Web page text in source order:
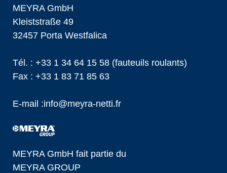
MEYRA GmbH
Kleiststraße 49
32457 Porta Westfalica
Tél. : +33 1 34 64 15 58 (fauteuils roulants)
Fax : +33 1 83 71 85 63
E-mail :info@meyra-netti.fr
MEYRA GmbH fait partie du
MEYRA GROUP